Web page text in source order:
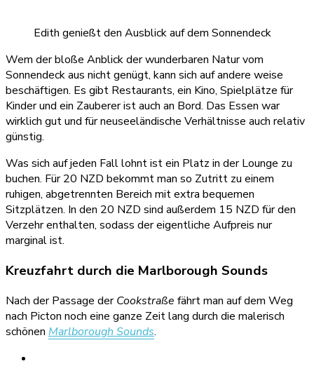
Edith genießt den Ausblick auf dem Sonnendeck
Wem der bloße Anblick der wunderbaren Natur vom
Sonnendeck aus nicht genügt, kann sich auf andere weise
beschäftigen. Es gibt Restaurants, ein Kino, Spielplätze für
Kinder und ein Zauberer ist auch an Bord. Das Essen war
wirklich gut und für neuseeländische Verhältnisse auch relativ
günstig.
Was sich auf jeden Fall lohnt ist ein Platz in der Lounge zu
buchen. Für 20 NZD bekommt man so Zutritt zu einem
ruhigen, abgetrennten Bereich mit extra bequemen
Sitzplätzen. In den 20 NZD sind außerdem 15 NZD für den
Verzehr enthalten, sodass der eigentliche Aufpreis nur
marginal ist.
Kreuzfahrt durch die Marlborough Sounds
Nach der Passage derCookstraße fährt man auf dem Weg
nach Picton noch eine ganze Zeit lang durch die malerisch
schönen Marlborough Sounds.